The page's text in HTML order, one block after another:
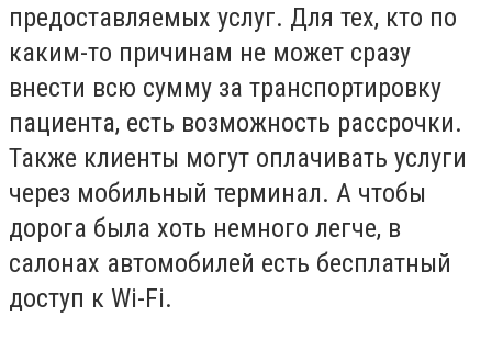
предоставляемых услуг. Для тех, кто по
каким-то причинам не может сразу
внести всю сумму за транспортировку
пациента, есть возможность рассрочки.
Также клиенты могут оплачивать услуги
через мобильный терминал. А чтобы
дорога была хоть немного легче, в
салонах автомобилей есть бесплатный
доступ к Wi-Fi.